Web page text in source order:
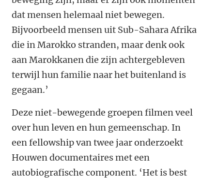
dat mensen helemaal niet bewegen.
Bijvoorbeeld mensen uit Sub-Sahara Afrika
die in Marokko stranden, maar denk ook
aan Marokkanen die zijn achtergebleven
terwijl hun familie naar het buitenland is
gegaan.’
Deze niet-bewegende groepen filmen veel
over hun leven en hun gemeenschap. In
een fellowship van twee jaar onderzoekt
Houwen documentaires met een
autobiografische component. ‘Het is best